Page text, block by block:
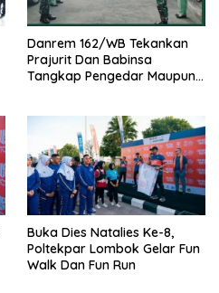
Danrem 162/WB Tekankan
Prajurit Dan Babinsa
Tangkap Pengedar Maupun
Buka Dies Natalies Ke-8,
Poltekpar Lombok Gelar Fun
Walk Dan Fun Run